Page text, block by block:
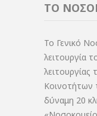
ΤΟ
Το Γενικό
λειτουργία
Κοινοτήτων
δύναμη 20